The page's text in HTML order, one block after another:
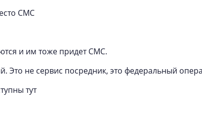
СМС
и им тоже придет СМС.
Это не сервис посредник, это федеральный
тут